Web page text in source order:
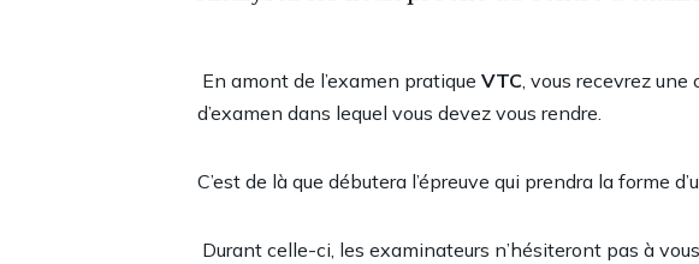
En amont de l’examen pratique VTC, vous recevrez
d’examen dans lequel vous devez vous rendre.
C’est de là que débutera l’épreuve qui prendra la forme
Durant celle-ci, les examinateurs n’hésiteront pas à